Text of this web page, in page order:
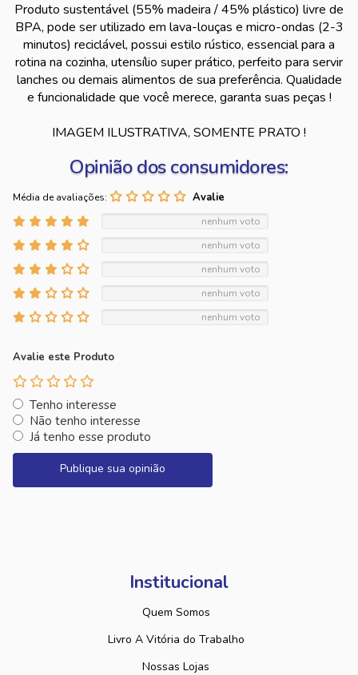
Produto sustentável (55% madeira / 45% plástico) livre de
BPA, pode ser utilizado em lava-louças e micro-ondas (2-3
minutos) reciclável, possui estilo rústico, essencial para a
rotina na cozinha, utensílio super prático, perfeito para servir
lanches ou demais alimentos de sua preferência. Qualidade
e funcionalidade que você merece, garanta suas peças !
IMAGEM ILUSTRATIVA, SOMENTE PRATO !
Opinião dos consumidores:
Média de avaliações:
nenhum voto
nenhum voto
nenhum voto
nenhum voto
nenhum voto
Avalie este Produto
Tenho interesse
Não tenho interesse
Já tenho esse produto
Publique sua opinião
Institucional
Quem Somos
Livro A Vitória do Trabalho
Nossas Lojas